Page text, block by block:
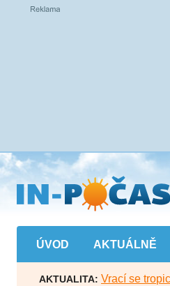
Přejít
na
hlavní
obsah
ÚVOD AKTUÁLNĚ
AKTUALITA: Vrací se